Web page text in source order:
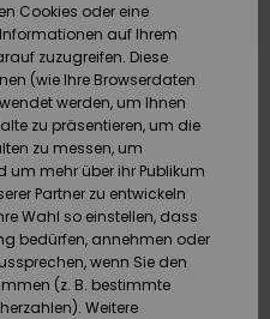
Cookies oder eine
auf Ihrem
zuzugreifen. Diese
(wie Ihre Browserdaten
werden, um Ihnen
zu präsentieren, um die
zu messen, um
um mehr über ihr Publikum
Partner zu entwickeln
Wahl so einstellen, dass
bedürfen, annehmen oder
wenn Sie den
(z. B. bestimmte
Weitere